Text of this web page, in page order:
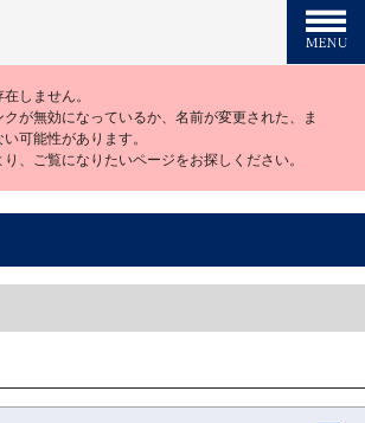
しません。
が無効になっているか、名前が変更された、ま
可能性があります。
、ご覧になりたいページをお探しください。